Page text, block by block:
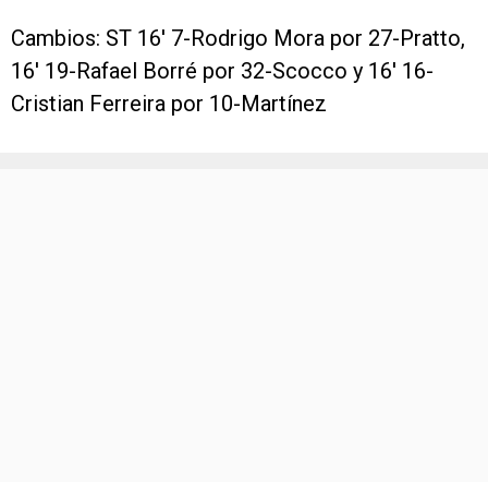
Cambios: ST 16′ 7-Rodrigo Mora por 27-Pratto,
16′ 19-Rafael Borré por 32-Scocco y 16′ 16-
Cristian Ferreira por 10-Martínez